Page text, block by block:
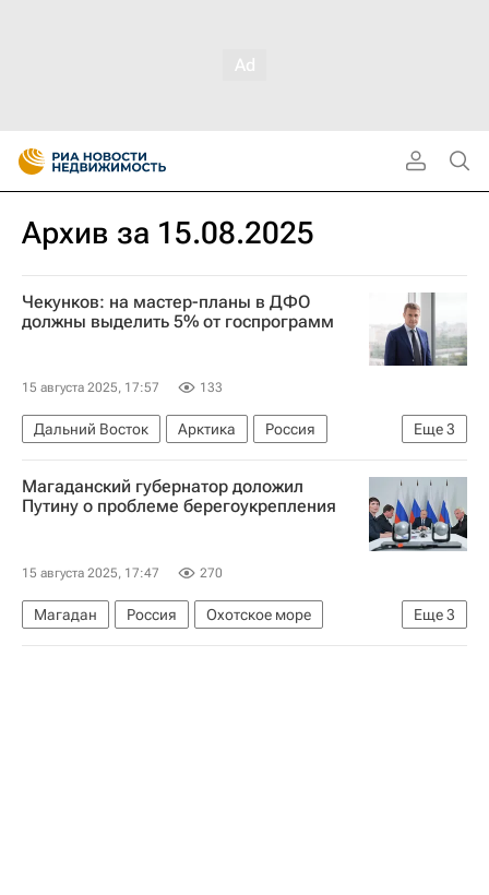
Архив за 15.08.2025
Чекунков: на мастер-планы в ДФО
должны выделить 5% от госпрограмм
15 августа 2025, 17:57 133
Еще3
Дальний Восток Арктика
Россия
Алексей Чекунков
Владимир Путин
Градостроительство
Магаданский губернатор доложил
Путину о проблеме берегоукрепления
15 августа 2025, 17:47 270
Еще3
Магадан Россия
Охотское море
Сергей Носов
Владимир Путин